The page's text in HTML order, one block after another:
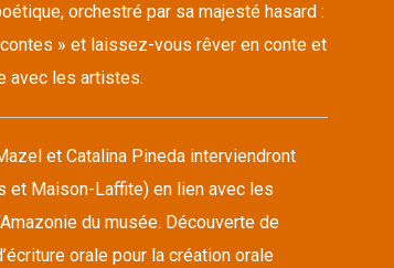
orchestré par sa majesté hasard :
» et laissez-vous rêver en conte et
avec les artistes.
et Catalina Pineda interviendront
Maison-Laffite) en lien avec les
du musée. Découverte de
orale pour la création orale